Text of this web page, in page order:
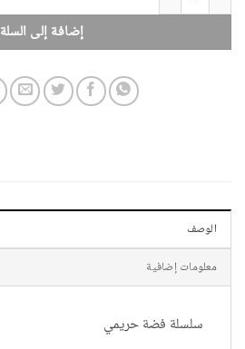
إضافة إلى السلة
الوصف
معلومات إضافية
سلسلة فضة حريمي